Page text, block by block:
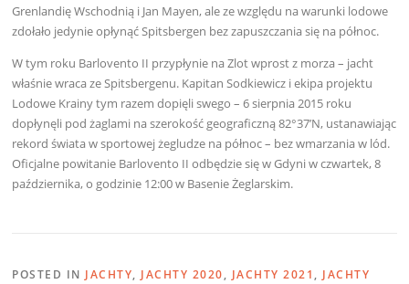
Grenlandię Wschodnią i Jan Mayen, ale ze względu na warunki lodowe
zdołało jedynie opłynąć Spitsbergen bez zapuszczania się na północ.
W tym roku Barlovento II przypłynie na Zlot wprost z morza – jacht
właśnie wraca ze Spitsbergenu. Kapitan Sodkiewicz i ekipa projektu
Lodowe Krainy tym razem dopięli swego – 6 sierpnia 2015 roku
dopłynęli pod żaglami na szerokość geograficzną 82°37’N, ustanawiając
rekord świata w sportowej żegludze na północ – bez wmarzania w lód.
Oficjalne powitanie Barlovento II odbędzie się w Gdyni w czwartek, 8
października, o godzinie 12:00 w Basenie Żeglarskim.
POSTED IN JACHTY, JACHTY 2020, JACHTY 2021 , JACHTY